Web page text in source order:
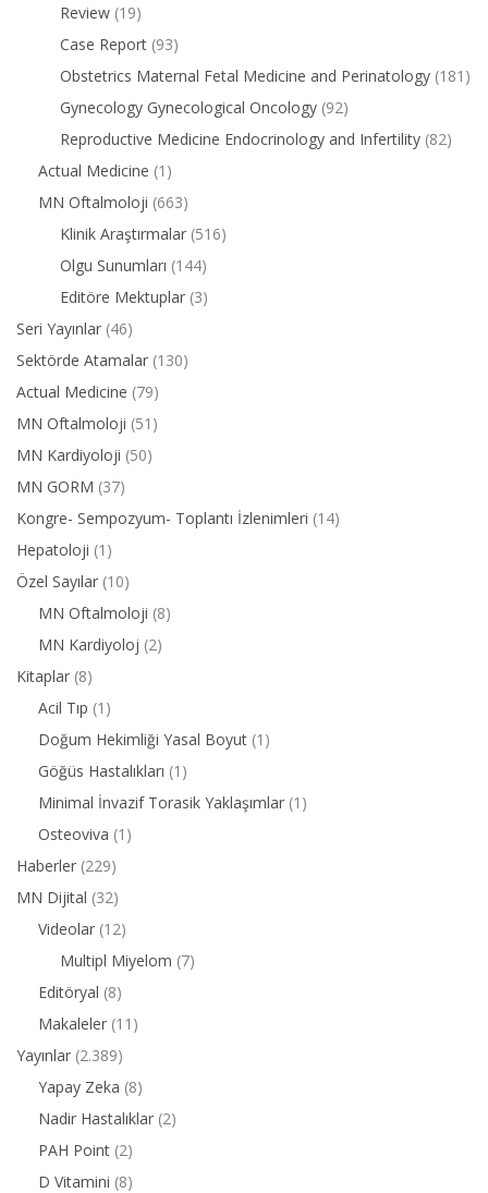
Review (19)
Case Report (93)
Obstetrics Maternal Fetal Medicine and Perinatology (181)
Gynecology Gynecological Oncology (92)
Reproductive Medicine Endocrinology and Infertility (82)
Actual Medicine (1)
MN Oftalmoloji (663)
Klinik Araştırmalar (516)
Olgu Sunumları (144)
Editöre Mektuplar (3)
Seri Yayınlar (46)
Sektörde Atamalar (130)
Actual Medicine (79)
MN Oftalmoloji (51)
MN Kardiyoloji (50)
MN GORM (37)
Kongre- Sempozyum- Toplantı İzlenimleri (14)
Hepatoloji (1)
Özel Sayılar (10)
MN Oftalmoloji (8)
MN Kardiyoloj (2)
Kitaplar (8)
Acil Tıp (1)
Doğum Hekimliği Yasal Boyut (1)
Göğüs Hastalıkları (1)
Minimal İnvazif Torasik Yaklaşımlar (1)
Osteoviva (1)
Haberler (229)
MN Dijital (32)
Videolar (12)
Multipl Miyelom (7)
Editöryal (8)
Makaleler (11)
Yayınlar (2.389)
Yapay Zeka (8)
Nadir Hastalıklar (2)
PAH Point (2)
D Vitamini (8)